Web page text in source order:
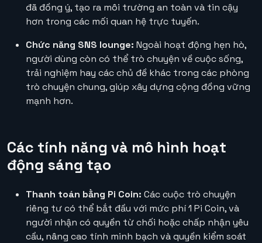
đã đồng ý, tạo ra môi trường an toàn và tin cậy
hơn trong các mối quan hệ trực tuyến.
Chức năng SNS lounge: Ngoài hoạt động hẹn hò,
người dùng còn có thể trò chuyện về cuộc sống,
trải nghiệm hay các chủ đề khác trong các phòng
trò chuyện chung, giúp xây dựng cộng đồng vững
mạnh hơn.
Các tính năng và mô hình hoạt
động sáng tạo
Thanh toán bằng Pi Coin: Các cuộc trò chuyện
riêng tư có thể bắt đầu với mức phí 1 Pi Coin, và
người nhận có quyền từ chối hoặc chấp nhận yêu
cầu, nâng cao tính minh bạch và quyền kiểm soát